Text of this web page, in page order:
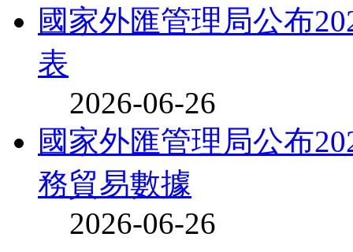
國家外匯管理局公布
表
2026-06-26
國家外匯管理局公布
務貿易數據
2026-06-26